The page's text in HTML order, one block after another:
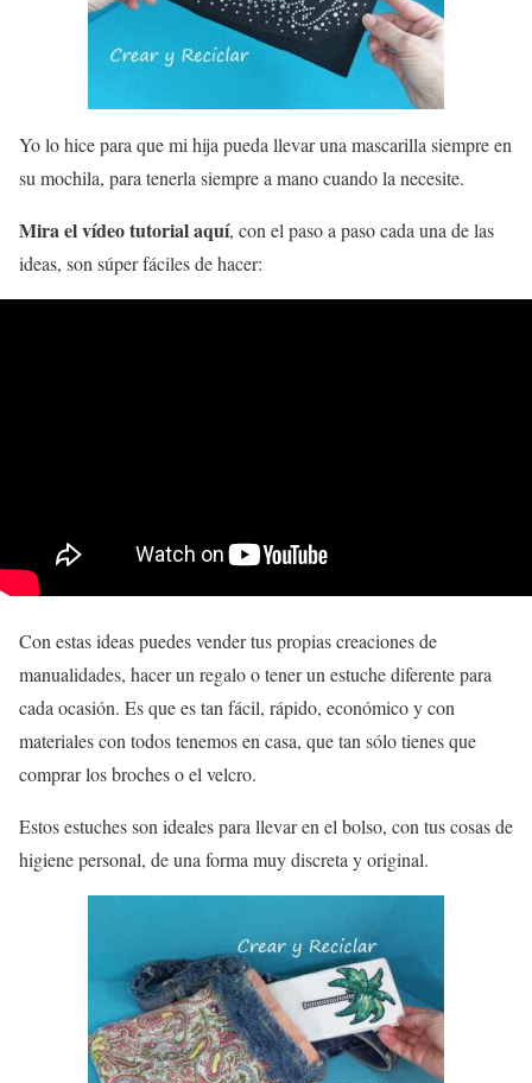
Yo lo hice para que mi hija pueda llevar una mascarilla siempre en
su mochila, para tenerla siempre a mano cuando la necesite.
Mira el vídeo tutorial aquí, con el paso a paso cada una de las
ideas, son súper fáciles de hacer:
Con estas ideas puedes vender tus propias creaciones de
manualidades, hacer un regalo o tener un estuche diferente para
cada ocasión. Es que es tan fácil, rápido, económico y con
materiales con todos tenemos en casa, que tan sólo tienes que
comprar los broches o el velcro.
Estos estuches son ideales para llevar en el bolso, con tus cosas de
higiene personal, de una forma muy discreta y original.